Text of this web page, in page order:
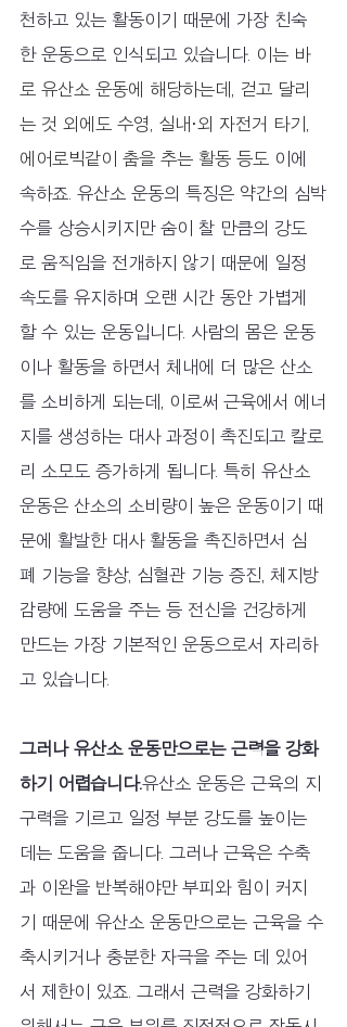
천하고 있는 활동이기 때문에 가장 친숙
한 운동으로 인식되고 있습니다. 이는 바
로 유산소 운동에 해당하는데, 걷고 달리
는 것 외에도 수영, 실내·외 자전거 타기,
에어로빅같이 춤을 추는 활동 등도 이에
속하죠. 유산소 운동의 특징은 약간의 심박
수를 상승시키지만 숨이 찰 만큼의 강도
로 움직임을 전개하지 않기 때문에 일정
속도를 유지하며 오랜 시간 동안 가볍게
할 수 있는 운동입니다. 사람의 몸은 운동
이나 활동을 하면서 체내에 더 많은 산소
를 소비하게 되는데, 이로써 근육에서 에너
지를 생성하는 대사 과정이 촉진되고 칼로
리 소모도 증가하게 됩니다. 특히 유산소
운동은 산소의 소비량이 높은 운동이기 때
문에 활발한 대사 활동을 촉진하면서 심
폐 기능을 향상, 심혈관 기능 증진, 체지방
감량에 도움을 주는 등 전신을 건강하게
만드는 가장 기본적인 운동으로서 자리하
고 있습니다.
그러나 유산소 운동만으로는 근력을 강화
하기 어렵습니다.유산소 운동은 근육의 지
구력을 기르고 일정 부분 강도를 높이는
데는 도움을 줍니다. 그러나 근육은 수축
과 이완을 반복해야만 부피와 힘이 커지
기 때문에 유산소 운동만으로는 근육을 수
축시키거나 충분한 자극을 주는 데 있어
서 제한이 있죠. 그래서 근력을 강화하기